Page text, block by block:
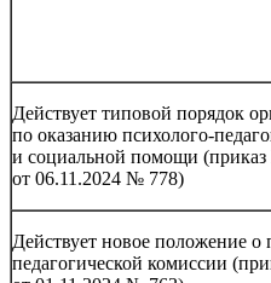
Действует типовой порядок
по оказанию психолого-
и социальной помощи
от 06.11.2024 № 778)
Действует новое положение о
педагогической комиссии